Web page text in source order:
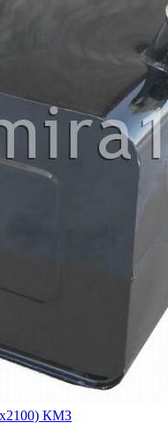
КМЗ